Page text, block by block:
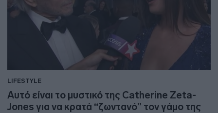
LIFESTYLE
Αυτό είναι το μυστικό της Catherine Zeta-
Jones για να κρατά “ζωντανό” τον γάμο της